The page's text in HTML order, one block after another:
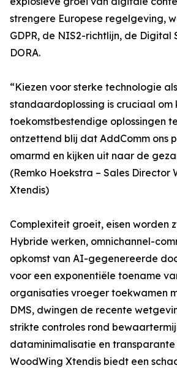
strengere Europese regelgeving,
GDPR, de NIS2-richtlijn, de Digital
DORA.
“Kiezen voor sterke technologie als
standaardoplossing is cruciaal om
toekomstbestendige oplossingen
ontzettend blij dat AddComm ons
omarmd en kijken uit naar de
(Remko Hoekstra – Sales Director
Xtendis)
Complexiteit groeit, eisen worden
Hybride werken, omnichannel-
opkomst van AI-gegenereerde
voor een exponentiële toename
organisaties vroeger toekwamen
DMS, dwingen de recente
strikte controles rond
dataminimalisatie en
WoodWing Xtendis biedt een